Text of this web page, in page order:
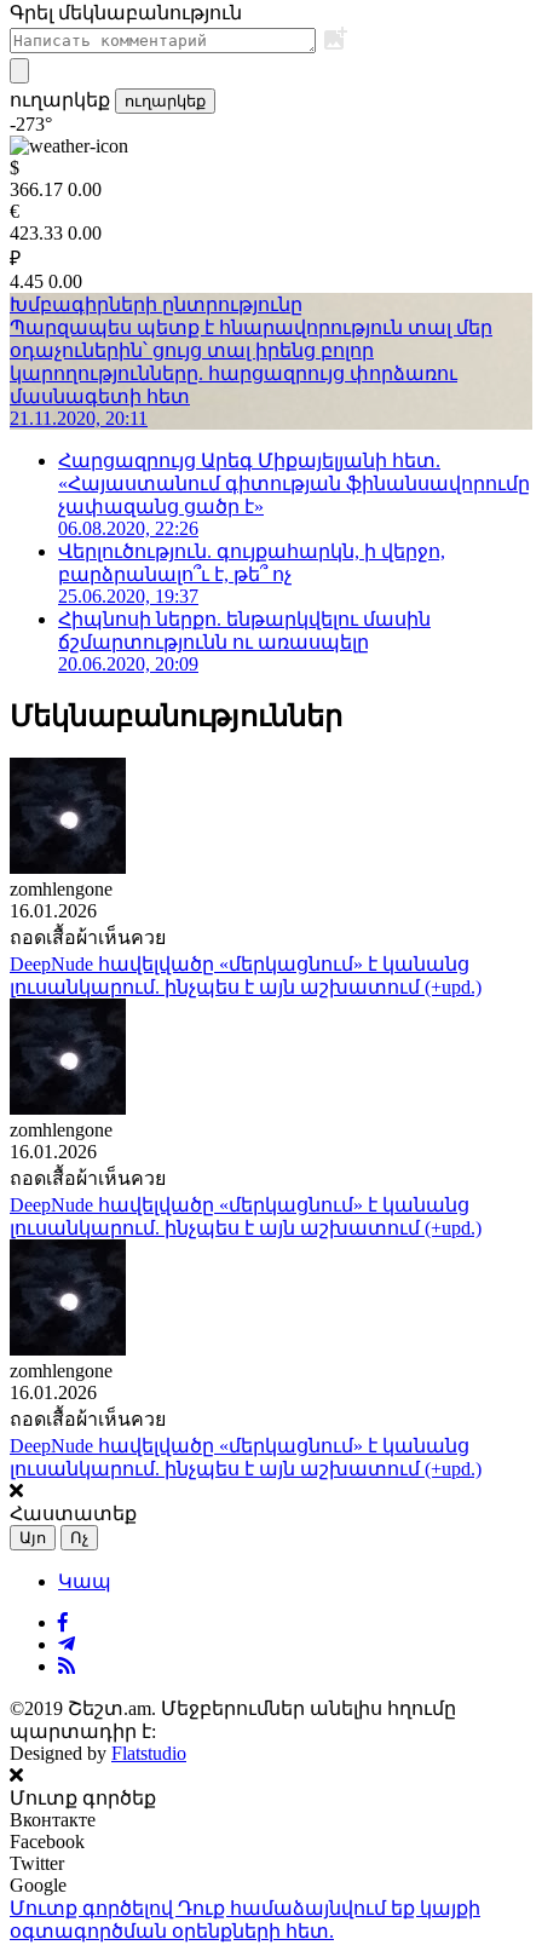
Գրել մեկնաբանություն
ուղարկեք ուղարկեք
-273°
$
366.17 0.00
€
423.33 0.00
₽
4.45 0.00
Խմբագիրների ընտրությունը
Պարզապես պետք է հնարավորություն տալ մեր
օդաչուներին՝ ցույց տալ իրենց բոլոր
կարողությունները. հարցազրույց փորձառու
մասնագետի հետ
21.11.2020, 20:11
Հարցազրույց Արեգ Միքայելյանի հետ.
«Հայաստանում գիտության ֆինանսավորումը
չափազանց ցածր է»
06.08.2020, 22:26
Վերլուծություն. գույքահարկն, ի վերջո,
բարձրանալո՞ւ է, թե՞ ոչ
25.06.2020, 19:37
Հիպնոսի ներքո. ենթարկվելու մասին
ճշմարտությունն ու առասպելը
20.06.2020, 20:09
Մեկնաբանություններ
zomhlengone
16.01.2026
ถอดเสื้อผ้าเห็นควย
DeepNude հավելվածը «մերկացնում» է կանանց
լուսանկարում. ինչպես է այն աշխատում (+upd.)
zomhlengone
16.01.2026
ถอดเสื้อผ้าเห็นควย
DeepNude հավելվածը «մերկացնում» է կանանց
լուսանկարում. ինչպես է այն աշխատում (+upd.)
zomhlengone
16.01.2026
ถอดเสื้อผ้าเห็นควย
DeepNude հավելվածը «մերկացնում» է կանանց
լուսանկարում. ինչպես է այն աշխատում (+upd.)
Հաստատեք
Այո Ոչ
Կապ
©2019 Շեշտ.am. Մեջբերումներ անելիս հղումը
պարտադիր է:
Designed by Flatstudio
Մուտք գործեք
Вконтакте
Facebook
Twitter
Google
Մուտք գործելով Դուք համաձայնվում եք կայքի
օգտագործման օրենքների հետ.